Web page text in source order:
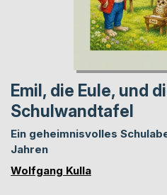
Emil, die Eule, und
Schulwandtafel
Ein geheimnisvolles
Jahren
Wolfgang Kulla